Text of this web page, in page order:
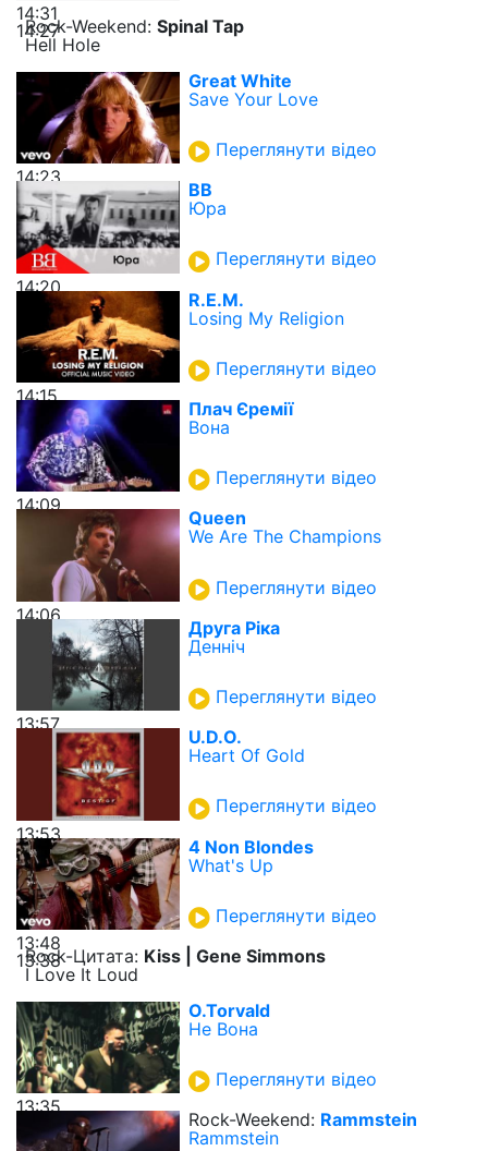
14:31
14:27
Rock-Weekend: Spinal Tap
Hell Hole
14:23
Great White
Save Your Love
Переглянути відео
14:20
ВВ
Юра
Переглянути відео
14:15
R.E.M.
Losing My Religion
Переглянути відео
14:09
Плач Єремії
Вона
Переглянути відео
14:06
Queen
We Are The Champions
Переглянути відео
13:57
Друга Ріка
Денніч
Переглянути відео
13:53
U.D.O.
Heart Of Gold
Переглянути відео
13:48
4 Non Blondes
What's Up
Переглянути відео
13:38
Rock-Цитата: Kiss | Gene Simmons
I Love It Loud
13:35
O.Torvald
Не Вона
Переглянути відео
Rock-Weekend: Rammstein
Rammstein